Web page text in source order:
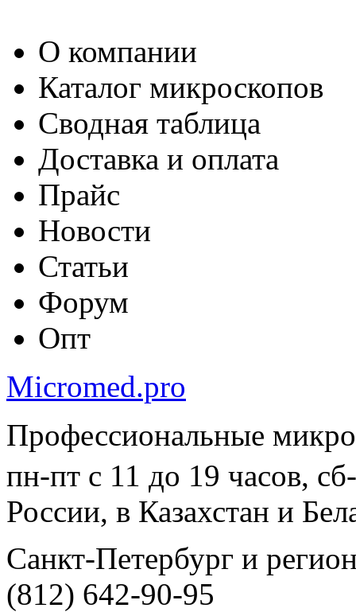
О компании
Каталог микроскопов
Сводная таблица
Доставка и оплата
Прайс
Новости
Статьи
Форум
Опт
Micromed.pro
Профессиональные
пн-пт с 11 до 19 часов,
России, в Казахстан и
Санкт-Петербург и
(812) 642-90-95